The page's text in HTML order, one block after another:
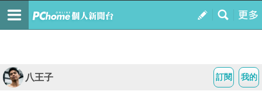
我的
訂閱
八王子